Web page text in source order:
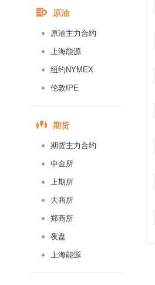
原油
原油主力合约
上海能源
纽约NYMEX
伦敦IPE
期货
期货主力合约
中金所
上期所
大商所
郑商所
夜盘
上海能源